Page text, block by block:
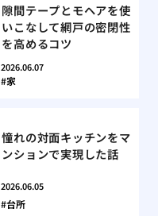
隙間テープとモヘアを使
いこなして網戸の密閉性
を高めるコツ
2026.06.07
家
憧れの対面キッチンをマ
ンションで実現した話
2026.06.05
台所